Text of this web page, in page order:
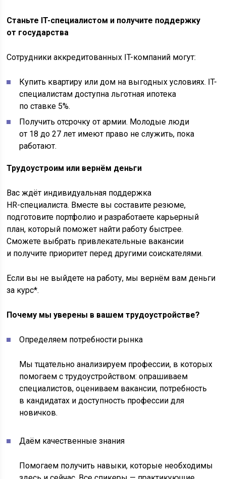
Станьте IT-специалистом и получите поддержку
от государства
Сотрудники аккредитованных IT-компаний могут:
Купить квартиру или дом на выгодных условиях. IT-
специалистам доступна льготная ипотека
по ставке 5%.
Получить отсрочку от армии. Молодые люди
от 18 до 27 лет имеют право не служить, пока
работают.
Трудоустроим или вернём деньги
Вас ждёт индивидуальная поддержка
HR-специалиста. Вместе вы составите резюме,
подготовите портфолио и разработаете карьерный
план, который поможет найти работу быстрее.
Сможете выбрать привлекательные вакансии
и получите приоритет перед другими соискателями.
Если вы не выйдете на работу, мы вернём вам деньги
за курс*.
Почему мы уверены в вашем трудоустройстве?
Определяем потребности рынка
Мы тщательно анализируем профессии, в которых
помогаем с трудоустройством: опрашиваем
специалистов, оцениваем вакансии, потребность
в кандидатах и доступность профессии для
новичков.
Даём качественные знания
Помогаем получить навыки, которые необходимы